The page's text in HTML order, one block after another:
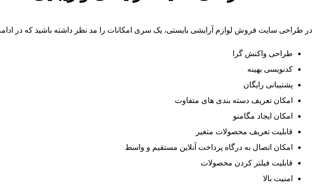
در طراحی سایت فروش لوازم آرایشی بایستی، یک سری امکانات را مد نظر داشته باشید که در
طراحی واکنش گرا
کدنویسی بهینه
پشتیبانی رایگان
امکان تعریف دسته بندی های متفاوت
امکان ایجاد مگامنو
قابلیت تعریف محصولات متغیر
امکان اتصال به درگاه پرداخت آنلاین مستقیم و واسط
قابلیت فیلتر کردن محصولات
امنیت بالا